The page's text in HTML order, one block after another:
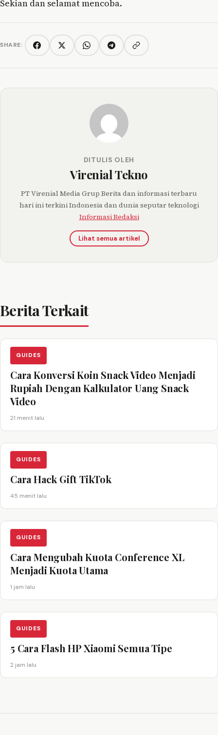
Sekian dan selamat mencoba.
SHARE: FacebookTwitter/XWhatsAppTelegramCopy link
DITULIS OLEH
Virenial Tekno
PT Virenial Media Grup Berita dan informasi terbaru
hari ini terkini Indonesia dan dunia seputar teknologi
Informasi Redaksi
Lihat semua artikel
Berita Terkait
GUIDES
Cara Konversi Koin Snack Video Menjadi
Rupiah Dengan Kalkulator Uang Snack
Video
21 menit lalu
GUIDES
Cara Hack Gift TikTok
45 menit lalu
GUIDES
Cara Mengubah Kuota Conference XL
Menjadi Kuota Utama
1 jam lalu
GUIDES
5 Cara Flash HP Xiaomi Semua Tipe
2 jam lalu